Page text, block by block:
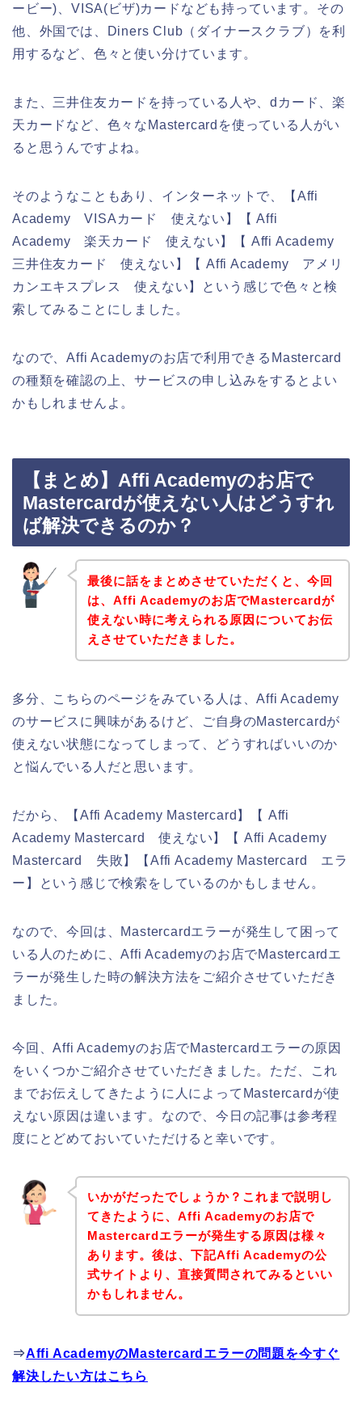
ービー)、VISA(ビザ)カードなども持っています。その
他、外国では、Diners Club（ダイナースクラブ）を利
用するなど、色々と使い分けています。
また、三井住友カードを持っている人や、dカード、楽
天カードなど、色々なMastercardを使っている人がい
ると思うんですよね。
そのようなこともあり、インターネットで、【Affi
Academy VISAカード 使えない】【 Affi
Academy 楽天カード 使えない】【 Affi Academy
三井住友カード 使えない】【 Affi Academy アメリ
カンエキスプレス 使えない】という感じで色々と検
索してみることにしました。
なので、Affi Academyのお店で利用できるMastercard
の種類を確認の上、サービスの申し込みをするとよい
かもしれませんよ。
【まとめ】Affi Academyのお店で
Mastercardが使えない人はどうすれ
ば解決できるのか？
最後に話をまとめさせていただくと、今回
は、Affi Academyのお店でMastercardが
使えない時に考えられる原因についてお伝
えさせていただきました。
多分、こちらのページをみている人は、Affi Academy
のサービスに興味があるけど、ご自身のMastercardが
使えない状態になってしまって、どうすればいいのか
と悩んでいる人だと思います。
だから、【Affi Academy Mastercard】【 Affi
Academy Mastercard 使えない】【 Affi Academy
Mastercard 失敗】【Affi Academy Mastercard エラ
ー】という感じで検索をしているのかもしません。
なので、今回は、Mastercardエラーが発生して困って
いる人のために、Affi Academyのお店でMastercardエ
ラーが発生した時の解決方法をご紹介させていただき
ました。
今回、Affi Academyのお店でMastercardエラーの原因
をいくつかご紹介させていただきました。ただ、これ
までお伝えしてきたように人によってMastercardが使
えない原因は違います。なので、今日の記事は参考程
度にとどめておいていただけると幸いです。
いかがだったでしょうか？これまで説明し
てきたように、Affi Academyのお店で
Mastercardエラーが発生する原因は様々
あります。後は、下記Affi Academyの公
式サイトより、直接質問されてみるといい
かもしれません。
⇒Affi AcademyのMastercardエラーの問題を今すぐ
解決したい方はこちら